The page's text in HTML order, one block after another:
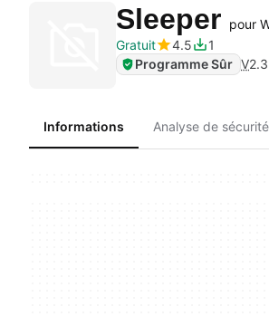
Sleeper pour
Gratuit
4.5
1
Programme Sûr V
Informations Analyse de sécurité